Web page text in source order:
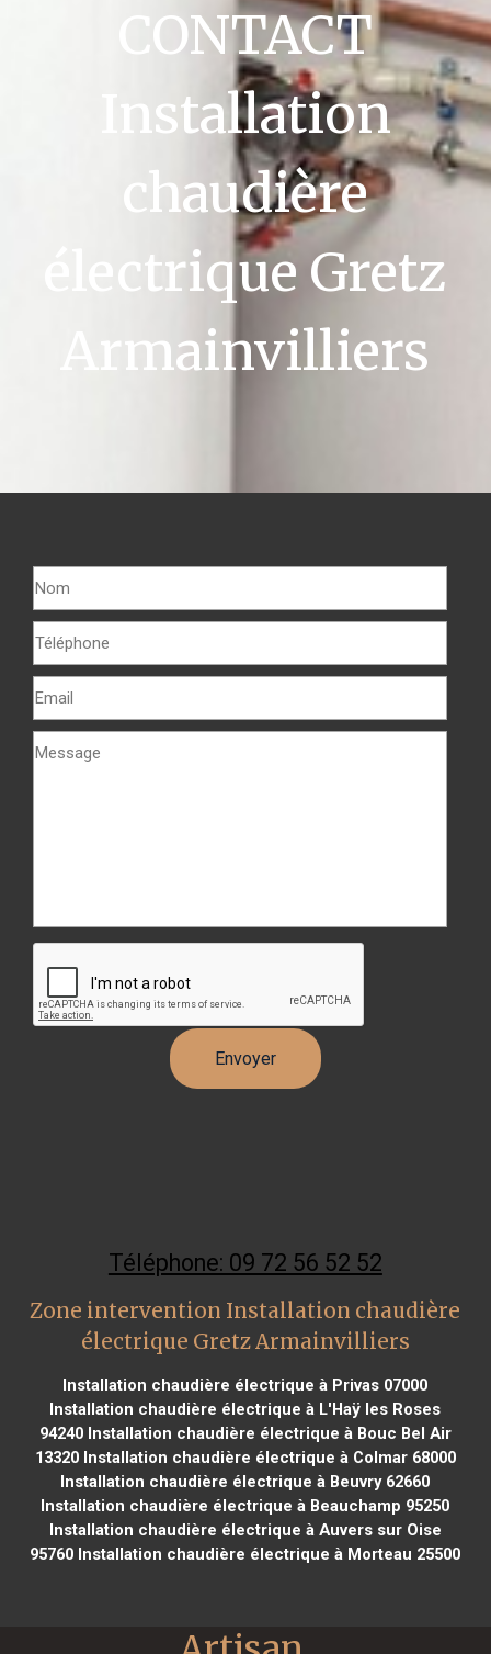
CONTACT
Installation
chaudière
électrique Gretz
Armainvilliers
Téléphone: 09 72 56 52 52
Zone intervention Installation chaudière
électrique Gretz Armainvilliers
Installation chaudière électrique à Privas 07000
Installation chaudière électrique à L'Haÿ les Roses
94240Installation chaudière électrique à Bouc Bel Air
13320Installation chaudière électrique à Colmar 68000
Installation chaudière électrique à Beuvry 62660
Installation chaudière électrique à Beauchamp 95250
Installation chaudière électrique à Auvers sur Oise
95760 Installation chaudière électrique à Morteau 25500